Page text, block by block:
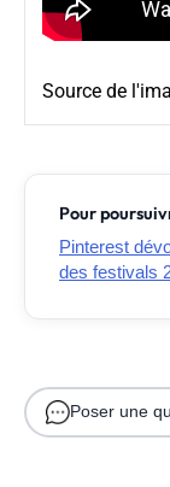
Source de
Pour
Pinterest
des festivals
Poser une